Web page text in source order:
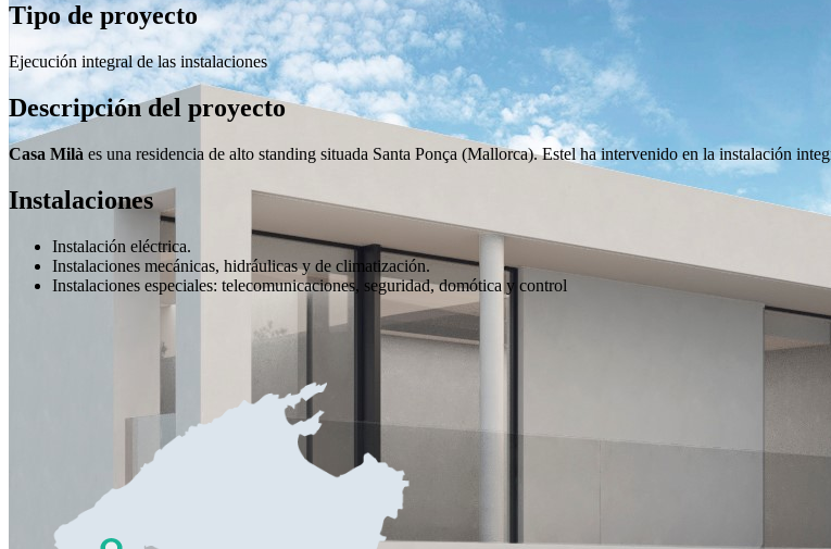
Tipo de proyecto
Ejecución integral de las instalaciones
Descripción del proyecto
Casa Milà es una residencia de alto standing situada Santa Ponça (Mallorca). Estel ha intervenido en la instalación
Instalaciones
Instalación eléctrica.
Instalaciones mecánicas, hidráulicas y de climatización.
Instalaciones especiales: telecomunicaciones, seguridad, domótica y control